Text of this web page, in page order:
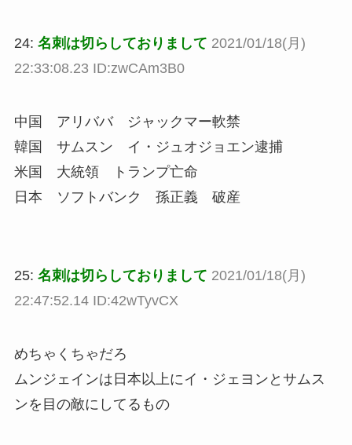
24: 名刺は切らしておりまして 2021/01/18(月)
22:33:08.23 ID:zwCAm3B0
中国 アリババ ジャックマー軟禁
韓国 サムスン イ・ジュオジョエン逮捕
米国 大統領 トランプ亡命
日本 ソフトバンク 孫正義 破産
25: 名刺は切らしておりまして 2021/01/18(月)
22:47:52.14 ID:42wTyvCX
めちゃくちゃだろ
ムンジェインは日本以上にイ・ジェヨンとサムス
ンを目の敵にしてるもの